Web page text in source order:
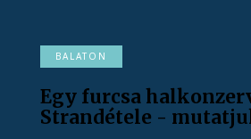
BALATON
Egy furcsa
Strandétele -